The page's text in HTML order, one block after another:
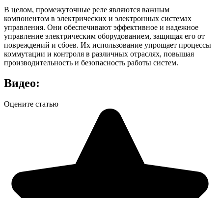
В целом, промежуточные реле являются важным
компонентом в электрических и электронных системах
управления. Они обеспечивают эффективное и надежное
управление электрическим оборудованием, защищая его от
повреждений и сбоев. Их использование упрощает процессы
коммутации и контроля в различных отраслях, повышая
производительность и безопасность работы систем.
Видео:
Оцените статью